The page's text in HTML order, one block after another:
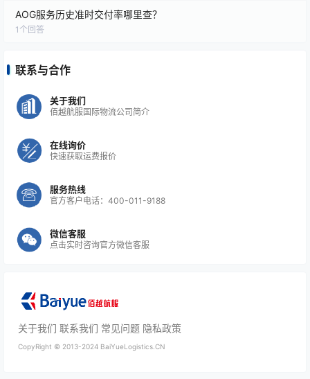
AOG服务历史准时交付率哪里查？
1 个回答
联系与合作
关于我们
佰越航服国际物流公司简介
在线询价
快速获取运费报价
服务热线
官方客户电话：400-011-9188
微信客服
点击实时咨询官方微信客服
关于我们 联系我们 常见问题 隐私政策
CopyRight © 2013-2024 BaiYueLogistics.CN